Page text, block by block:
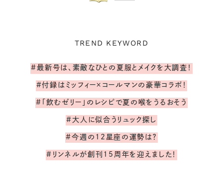
TREND KEYWORD
#最新号は、素敵なひとの夏服とメイクを大調査！
#付録はミッフィー×コールマンの豪華コラボ！
#「飲むゼリー」のレシピで夏の喉をうるおそう
#大人に似合うリュック探し
#今週の12星座の運勢は？
#リンネルが創刊15周年を迎えました！